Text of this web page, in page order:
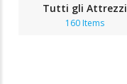
Tutti gli Attrezzi
160 Items